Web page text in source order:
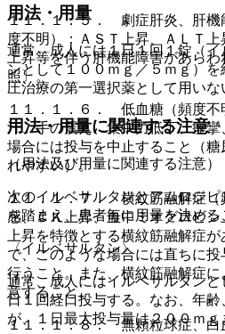
１１．１．５． 劇症肝炎、肝機
度不明）：ＡＳＴ上昇、ＡＬＴ上
上昇等を伴う肝機能障害があら
照〕。
１１．１．６． 低血糖（頻度不
汗、手の震え、集中力低下、痙
場合には投与を中止すること（
れやすい）。
１１．１．７． 横紋筋融解症（
感、ＣＫ上昇、血中ミオグロビ
上昇を特徴とする横紋筋融解症
で、このような場合には直ちに
行うこと。また、横紋筋融解症
意すること。
１１．１．８． 無顆粒球症、白
用法・用量
通常、成人には１日１回１錠（
ンとして１００ｍｇ／５ｍｇ）
圧治療の第一選択薬として用いな
用法・用量に関連する注意
（用法及び用量に関連する注意）
次のイルベサルタンとアムロジ
を踏まえ、患者毎に用量を決める
〈イルベサルタン〉
通常、成人にはイルベサルタン
日１回経口投与する。なお、年
が、１日最大投与量は２００ｍｇ